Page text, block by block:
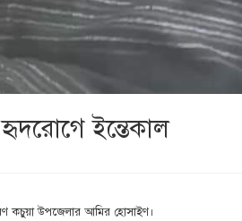
ইন্তেকাল
কচুয়া উপজেলার আমির হোসাইণ।